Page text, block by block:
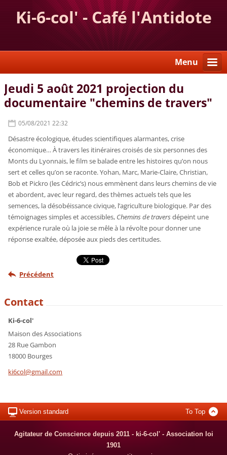
Ki-6-col' - Café l'Antidote
Menu
Jeudi 5 août 2021 projection du
documentaire "chemins de travers"
05/08/2021 22:32
Désastre écologique, études scientifiques alarmantes, crise
économique… À travers les itinéraires croisés de six personnes des
Monts du Lyonnais, le film se balade entre les histoires qu’on nous
sert et celles qu’on se raconte.Yohan, Marc, Marie-Claire, Christian,
Bob et Pickro (les Cédric’s) nous emmènent dans leurs chemins de vie
et abordent, avec leur regard, des thèmes actuels tels que les
semences, la désobéissance civique, l’agriculture biologique. Par des
témoignages simples et accessibles, Chemins de traversdépeint une
expérience rurale où la joie se mêle à la révolte pour donner une
réponse exaltée, déposée aux pieds des certitudes.
Précédent
Contact
Ki-6-col'
Maison des Associations
28 Rue Gambon
18000 Bourges
ki6col@gmail.com
Version standard To Top
Agitateur de Conscience depuis 2011 - ki-6-col' - Association loi
1901